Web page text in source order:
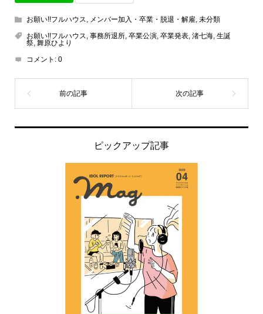
お願い!!フルハウス, メンバー加入・卒業・脱退・解雇, 未分類
お願い!!フルハウス, 事務所退所, 卒業公演, 卒業発表, 渚七海, 生誕
祭, 舞原ひより
コメント: 0
ピックアップ記事